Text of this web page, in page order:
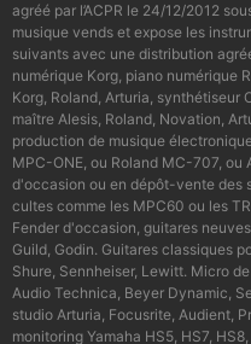
agréé par l’ACPR le 24/12/2012
musique vends et expose les
suivants avec une distribution
numérique Korg, piano numérique
Korg, Roland, Arturia, synthétiseur
maître Alesis, Roland, Novation,
production de musique
MPC-ONE, ou Roland MC-707, ou
d'occasion ou en dépôt-vente des
cultes comme les MPC60 ou les
Fender d'occasion, guitares
Guild, Godin. Guitares classiques
Shure, Sennheiser, Lewitt. Micro
Audio Technica, Beyer Dynamic,
studio Arturia, Focusrite, Audient,
monitoring Yamaha HS5, HS7,